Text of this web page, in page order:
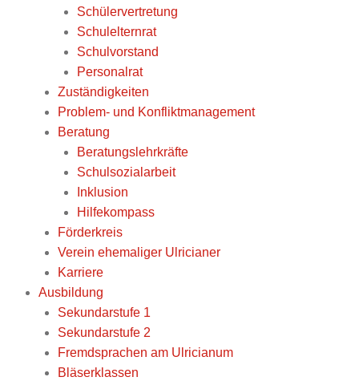
Schülervertretung
Schulelternrat
Schulvorstand
Personalrat
Zuständigkeiten
Problem- und Konfliktmanagement
Beratung
Beratungslehrkräfte
Schulsozialarbeit
Inklusion
Hilfekompass
Förderkreis
Verein ehemaliger Ulricianer
Karriere
Ausbildung
Sekundarstufe 1
Sekundarstufe 2
Fremdsprachen am Ulricianum
Bläserklassen